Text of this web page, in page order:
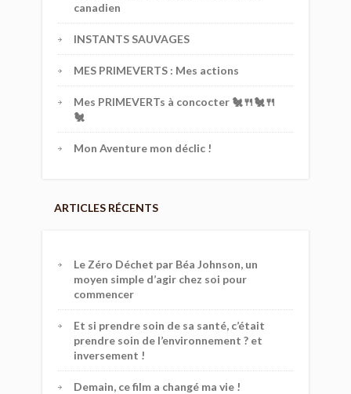
canadien
INSTANTS SAUVAGES
MES PRIMEVERTS : Mes actions
Mes PRIMEVERTs à concocter 🐔🍴🐔🍴
🐔
Mon Aventure mon déclic !
ARTICLES RÉCENTS
Le Zéro Déchet par Béa Johnson, un
moyen simple d’agir chez soi pour
commencer
Et si prendre soin de sa santé, c’était
prendre soin de l’environnement ? et
inversement !
Demain, ce film a changé ma vie !